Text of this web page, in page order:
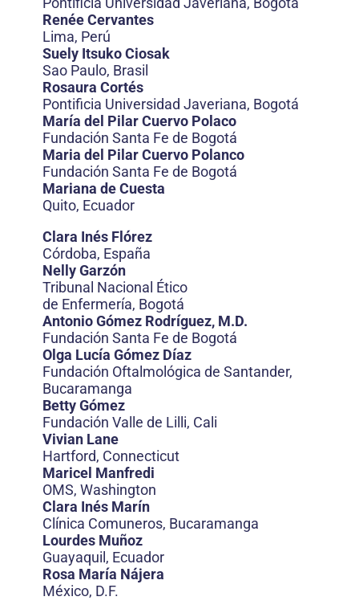
Renée Cervantes
Lima, Perú
Suely Itsuko Ciosak
Sao Paulo, Brasil
Rosaura Cortés
Pontificia Universidad Javeriana, Bogotá
María del Pilar Cuervo Polaco
Fundación Santa Fe de Bogotá
Maria del Pilar Cuervo Polanco
Fundación Santa Fe de Bogotá
Mariana de Cuesta
Quito, Ecuador
Clara Inés Flórez
Córdoba, España
Nelly Garzón
Tribunal Nacional Ético
de Enfermería, Bogotá
Antonio Gómez Rodríguez, M.D.
Fundación Santa Fe de Bogotá
Olga Lucía Gómez Díaz
Fundación Oftalmológica de Santander,
Bucaramanga
Betty Gómez
Fundación Valle de Lilli, Cali
Vivian Lane
Hartford, Connecticut
Maricel Manfredi
OMS, Washington
Clara Inés Marín
Clínica Comuneros, Bucaramanga
Lourdes Muñoz
Guayaquil, Ecuador
Rosa María Nájera
México, D.F.